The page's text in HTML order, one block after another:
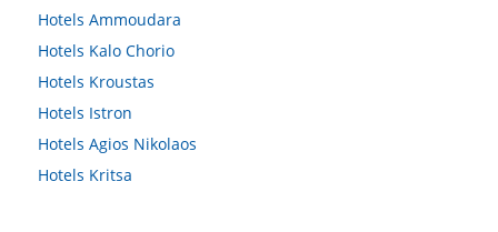
Hotels Ammoudara
Hotels Kalo Chorio
Hotels Kroustas
Hotels Istron
Hotels Agios Nikolaos
Hotels Kritsa